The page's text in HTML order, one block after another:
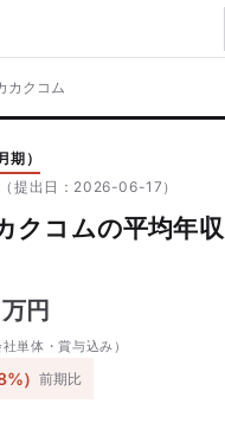
カクコム
）
提出日：2026-06-17）
クコムの平均年収
万円
単体・賞与込み）
）前期比